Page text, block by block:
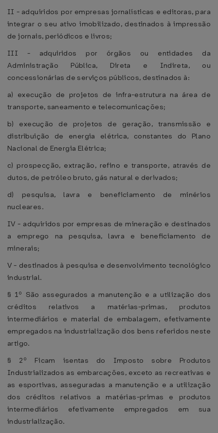
II - adquiridos por empresas jornalísticas e editoras, para
integrar o seu ativo imobilizado, destinados à impressão
de jornais, periódicos e livros;
III - adquiridos por órgãos ou entidades da
Administração Pública, Direta e Indireta, ou
concessionárias de serviços públicos, destinados à:
a) execução de projetos de infra-estrutura na área de
transporte, saneamento e telecomunicações;
b) execução de projetos de geração, transmissão e
distribuição de energia elétrica, constantes do Plano
Nacional de Energia Elétrica;
c) prospecção, extração, refino e transporte, através de
dutos, de petróleo bruto, gás natural e derivados;
d) pesquisa, lavra e beneficiamento de minérios
nucleares.
IV - adquiridos por empresas de mineração e destinados
a emprego na pesquisa, lavra e beneficiamento de
minerais;
V - destinados à pesquisa e desenvolvimento tecnológico
industrial.
§ 1º São assegurados a manutenção e a utilização dos
créditos relativos a matérias-primas, produtos
intermediários e material de embalagem, efetivamente
empregados na industrialização dos bens referidos neste
artigo.
§ 2º Ficam isentas do Imposto sobre Produtos
Industrializados as embarcações, exceto as recreativas e
as esportivas, asseguradas a manutenção e a utilização
dos créditos relativos a matérias-primas e produtos
intermediários efetivamente empregados em sua
industrialização.